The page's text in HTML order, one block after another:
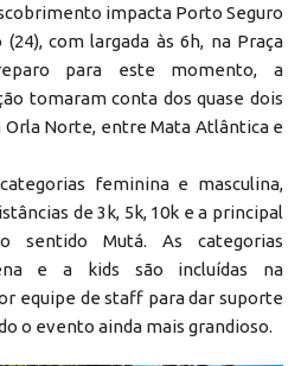
impacta Porto Seguro
com largada às 6h, na Praça
para este momento, a
tomaram conta dos quase dois
Norte, entre Mata Atlântica e
feminina e masculina,
de 3k, 5k, 10k e a principal
sentido Mutá. As categorias
e a kids são incluídas na
equipe de staff para dar suporte
o evento ainda mais grandioso.